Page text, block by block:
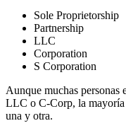
Sole Proprietorship
Partnership
LLC
Corporation
S Corporation
Aunque muchas personas
LLC o C-Corp, la mayoría
una y otra.